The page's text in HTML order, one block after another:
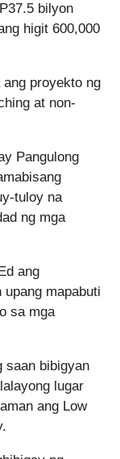
bilyon
higit 600,000
proyekto ng
at non-
Pangulong
tuloy na
ng mga
ang
mapabuti
sa mga
saan bibigyan
lugar
ang Low